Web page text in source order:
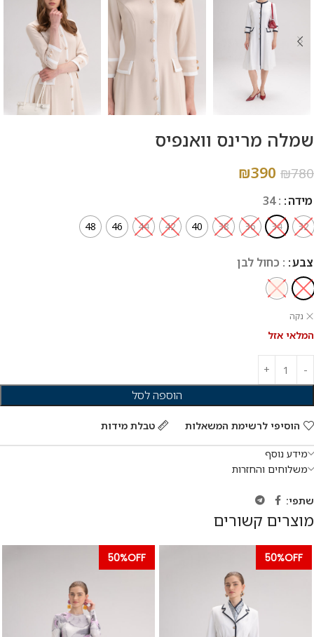
שמלה מרינס וואנפיס
₪780
₪390
מידה : 34
32
34
36
38
40
42
44
46
48
צבע : כחול לבן
נקה
המלאי אזל
הוספה לסל
הוסיפי לרשימת המשאלות טבלת מידות
מידע נוסף
משלוחים והחזרות
שתפי:
מוצרים קשורים
50%OFF
50%OFF